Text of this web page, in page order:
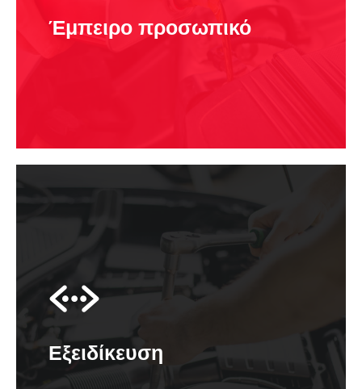
Έμπειρο προσωπικό
Εξειδίκευση